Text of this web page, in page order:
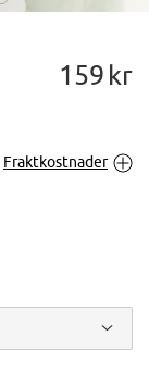
Trykk for å
159 kr
Fraktkostnader